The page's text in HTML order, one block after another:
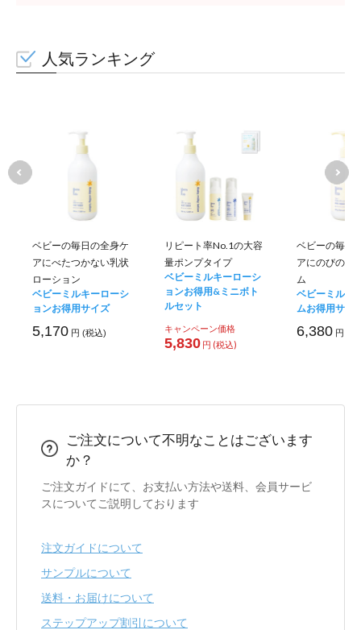
人気ランキング
ベビーの毎日の全身ケ
アにべたつかない乳状
ローション
ベビーミルキーローシ
ョンお得用サイズ
5,170 円 (税込)
リピート率No.1の大容
量ポンプタイプ
ベビーミルキーローシ
ョンお得用&ミニボト
ルセット
キャンペーン価格
5,830 円 (税込)
ベビーの毎日
アにのびのい
ム
ベビーミルキ
ムお得用サイ
6,380 円 (税
ご注文について不明なことはございます
か？
ご注文ガイドにて、お支払い方法や送料、会員サービ
スについてご説明しております
注文ガイドについて
サンプルについて
送料・お届けについて
ステップアップ割引について